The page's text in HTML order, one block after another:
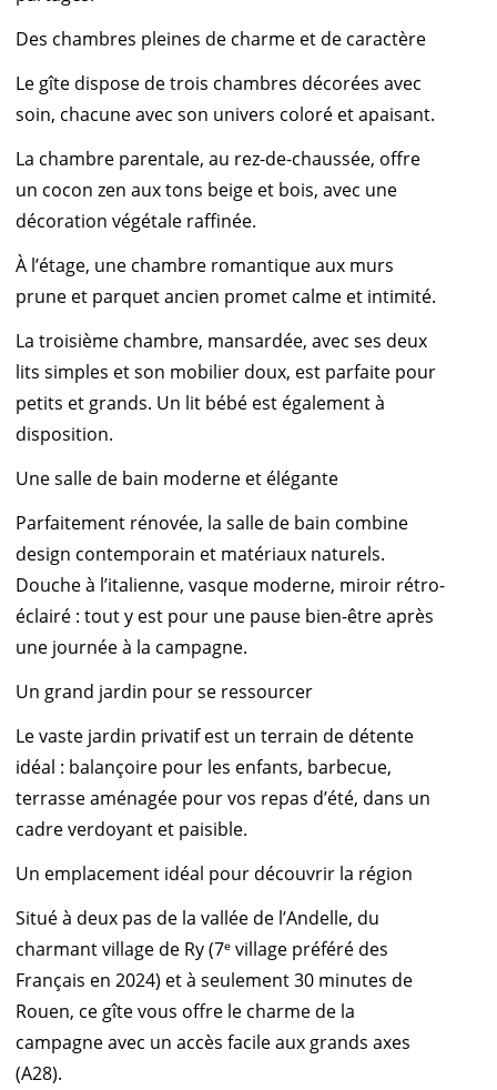
Des chambres pleines de charme et de caractère
Le gîte dispose de trois chambres décorées avec
soin, chacune avec son univers coloré et apaisant.
La chambre parentale, au rez-de-chaussée, offre
un cocon zen aux tons beige et bois, avec une
décoration végétale raffinée.
À l’étage, une chambre romantique aux murs
prune et parquet ancien promet calme et intimité.
La troisième chambre, mansardée, avec ses deux
lits simples et son mobilier doux, est parfaite pour
petits et grands. Un lit bébé est également à
disposition.
Une salle de bain moderne et élégante
Parfaitement rénovée, la salle de bain combine
design contemporain et matériaux naturels.
Douche à l’italienne, vasque moderne, miroir rétro-
éclairé : tout y est pour une pause bien-être après
une journée à la campagne.
Un grand jardin pour se ressourcer
Le vaste jardin privatif est un terrain de détente
idéal : balançoire pour les enfants, barbecue,
terrasse aménagée pour vos repas d’été, dans un
cadre verdoyant et paisible.
Un emplacement idéal pour découvrir la région
Situé à deux pas de la vallée de l’Andelle, du
charmant village de Ry (7ᵉ village préféré des
Français en 2024) et à seulement 30 minutes de
Rouen, ce gîte vous offre le charme de la
campagne avec un accès facile aux grands axes
(A28).